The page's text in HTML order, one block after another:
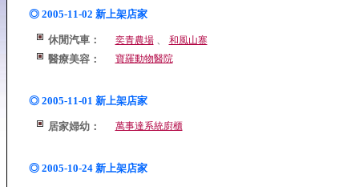
◎ 2005-11-02 新上架店家
休閒汽車： 奕青農場、 和風山寨
醫療美容： 寶羅動物醫院
◎ 2005-11-01 新上架店家
居家婦幼： 萬事達系統廚櫃
◎ 2005-10-24 新上架店家